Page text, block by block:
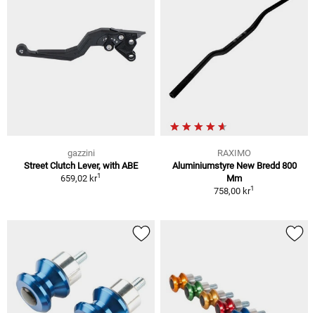
gazzini
Street Clutch Lever, with ABE
659,02 kr1
RAXIMO
Aluminiumstyre New Bredd 800
Mm
758,00 kr1